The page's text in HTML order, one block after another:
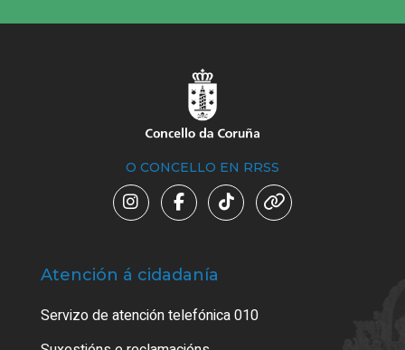
O CONCELLO EN RRSS
Atención á cidadanía
Servizo de atención telefónica 010